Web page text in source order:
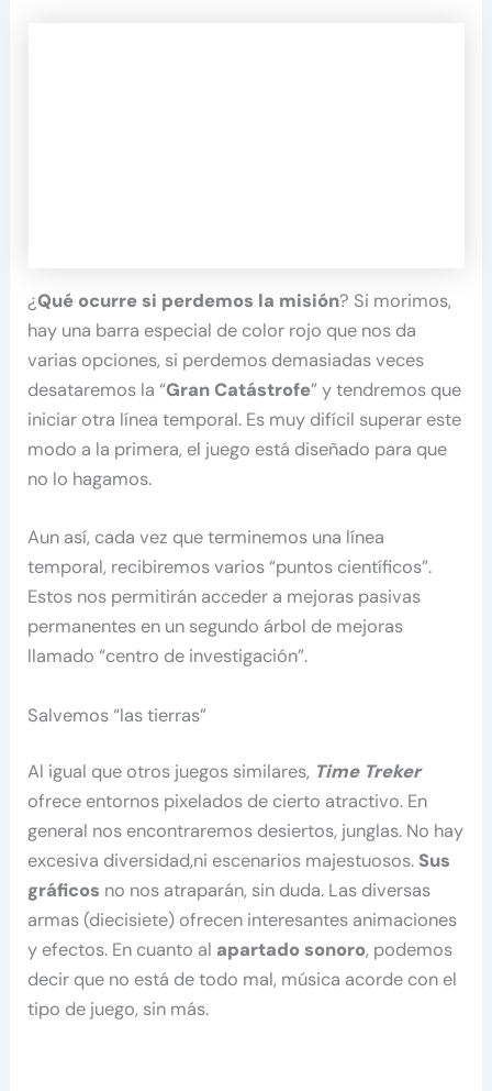
¿Qué ocurre si perdemos la misión? Si morimos,
hay una barra especial de color rojo que nos da
varias opciones, si perdemos demasiadas veces
desataremos la “Gran Catástrofe” y tendremos que
iniciar otra línea temporal. Es muy difícil superar este
modo a la primera, el juego está diseñado para que
no lo hagamos.
Aun así, cada vez que terminemos una línea
temporal, recibiremos varios “puntos científicos”.
Estos nos permitirán acceder a mejoras pasivas
permanentes en un segundo árbol de mejoras
llamado “centro de investigación”.
Salvemos “las tierras”
Al igual que otros juegos similares, Time Treker
ofrece entornos pixelados de cierto atractivo. En
general nos encontraremos desiertos, junglas. No hay
excesiva diversidad,ni escenarios majestuosos. Sus
gráficos no nos atraparán, sin duda. Las diversas
armas (diecisiete) ofrecen interesantes animaciones
y efectos. En cuanto al apartado sonoro, podemos
decir que no está de todo mal, música acorde con el
tipo de juego, sin más.